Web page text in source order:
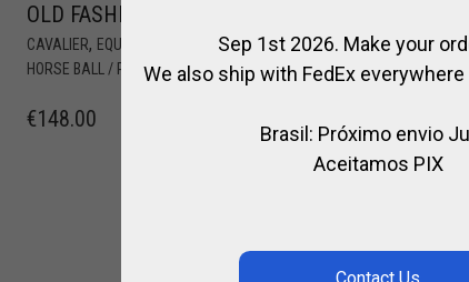
OLD FASHIONED
CAVALIER, EQUITATION
HORSE BALL / PATO
€148.00
PATO
CAVALIER, EQUITATION,
€138.00
Sep 1st 2026. Make your
We also ship with FedEx everywhere
Brasil: Próximo envio
Aceitamos PIX